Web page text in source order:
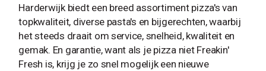
Harderwijk biedt een breed assortiment pizza's van
topkwaliteit, diverse pasta's en bijgerechten, waarbij
het steeds draait om service, snelheid, kwaliteit en
gemak. En garantie, want als je pizza niet Freakin'
Fresh is, krijg je zo snel mogelijk een nieuwe